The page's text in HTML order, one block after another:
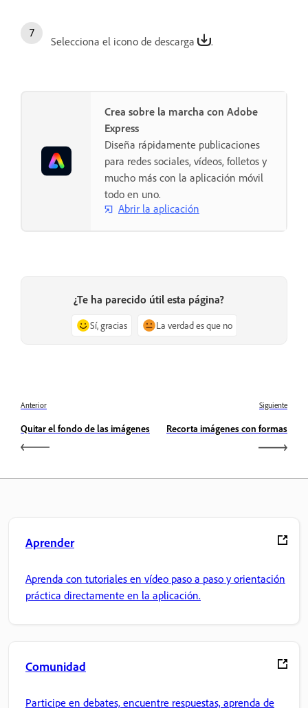
Selecciona el icono de descarga .
Crea sobre la marcha con Adobe
Express
Diseña rápidamente publicaciones
para redes sociales, vídeos, folletos y
mucho más con la aplicación móvil
todo en uno.
Abrir la aplicación
¿Te ha parecido útil esta página?
Sí, gracias La verdad es que no
Anterior
Quitar el fondo de las imágenes
Siguiente
Recorta imágenes con formas
Aprender
Aprenda con tutoriales en vídeo paso a paso y orientación
práctica directamente en la aplicación.
Comunidad
Participe en debates, encuentre respuestas, aprenda de